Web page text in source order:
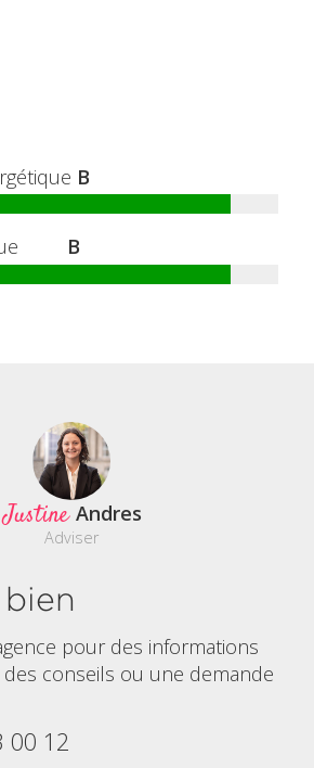
B
B
Justine Andres
Adviser
pour des informations
conseils ou une demande
00 12